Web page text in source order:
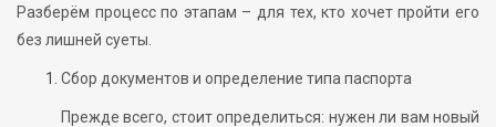
Разберём процесс по этапам – для тех, кто хочет пройти его
без лишней суеты.
Сбор документов и определение типа паспорта
Прежде всего, стоит определиться: нужен ли вам новый